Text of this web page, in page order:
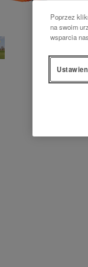
Poprzez
na swoim
wsparcia